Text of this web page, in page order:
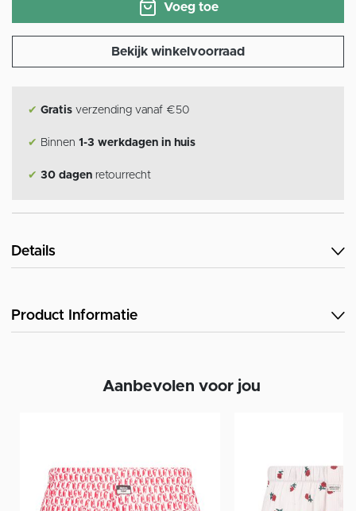
Voeg toe
Bekijk winkelvoorraad
✔ Gratis verzending vanaf €50
✔ Binnen 1-3 werkdagen in huis
✔ 30 dagen retourrecht
Details
Product Informatie
Aanbevolen voor jou